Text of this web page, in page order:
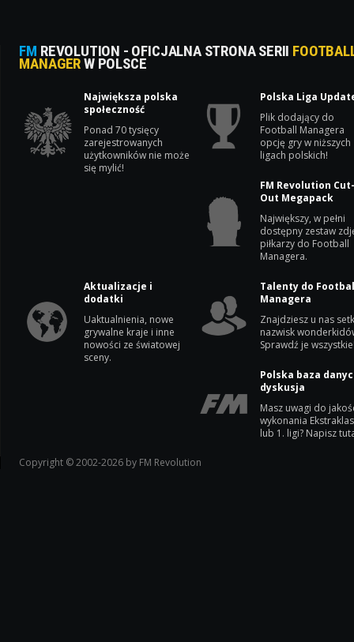
FM REVOLUTION - OFICJALNA STRONA SERII
MANAGERW POLSCE
Największa polska
społeczność
Ponad 70 tysięcy
zarejestrowanych
użytkowników nie może
się mylić!
Polska Liga
Plik dodający do
Football Managera
opcję gry w niższych
ligach polskich!
FM Revolution
Out Megapack
Największy, w pełni
dostępny zestaw
piłkarzy do Football
Managera.
Aktualizacje i
dodatki
Uaktualnienia, nowe
grywalne kraje i inne
nowości ze światowej
sceny.
Talenty do
Managera
Znajdziesz u nas
nazwisk
Sprawdź je
Polska baza
dyskusja
Masz uwagi do
wykonania
lub 1. ligi? Napisz
Copyright © 2002-2026 by FM Revolution